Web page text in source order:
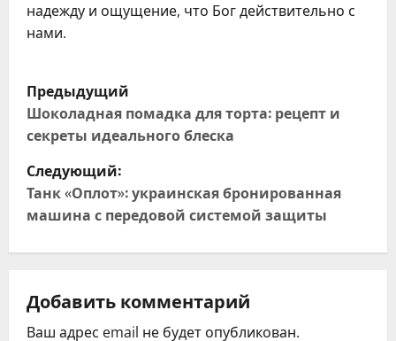
надежду и ощущение, что Бог действительно с
нами.
Н
а
в
и
г
ц
Предыдущий
Шоколадная помадка для торта: рецепт и
секреты идеального блеска
Следующий:
Танк «Оплот»: украинская бронированная
машина с передовой системой защиты
Добавить комментарий
Ваш адрес email не будет опубликован.